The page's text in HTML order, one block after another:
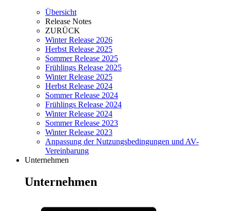
Übersicht
Release Notes
ZURÜCK
Winter Release 2026
Herbst Release 2025
Sommer Release 2025
Frühlings Release 2025
Winter Release 2025
Herbst Release 2024
Sommer Release 2024
Frühlings Release 2024
Winter Release 2024
Sommer Release 2023
Winter Release 2023
Anpassung der Nutzungsbedingungen und AV-
Vereinbarung
Unternehmen
Unternehmen